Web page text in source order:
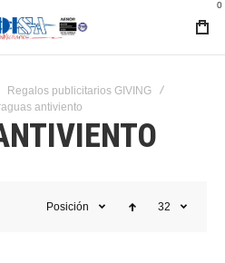
0
Regalos publicitarios GIVING
antiviento
Posición 32